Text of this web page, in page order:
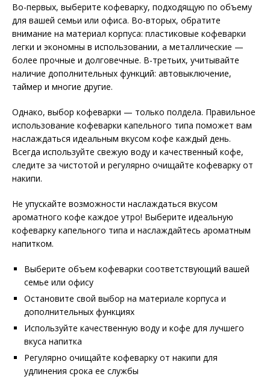
Во-первых, выберите кофеварку, подходящую по объему
для вашей семьи или офиса. Во-вторых, обратите
внимание на материал корпуса: пластиковые кофеварки
легки и экономны в использовании, а металлические —
более прочные и долговечные. В-третьих, учитывайте
наличие дополнительных функций: автовыключение,
таймер и многие другие.
Однако, выбор кофеварки — только полдела. Правильное
использование кофеварки капельного типа поможет вам
наслаждаться идеальным вкусом кофе каждый день.
Всегда используйте свежую воду и качественный кофе,
следите за чистотой и регулярно очищайте кофеварку от
накипи.
Не упускайте возможности наслаждаться вкусом
ароматного кофе каждое утро! Выберите идеальную
кофеварку капельного типа и наслаждайтесь ароматным
напитком.
Выберите объем кофеварки соответствующий вашей
семье или офису
Остановите свой выбор на материале корпуса и
дополнительных функциях
Используйте качественную воду и кофе для лучшего
вкуса напитка
Регулярно очищайте кофеварку от накипи для
удлинения срока ее службы